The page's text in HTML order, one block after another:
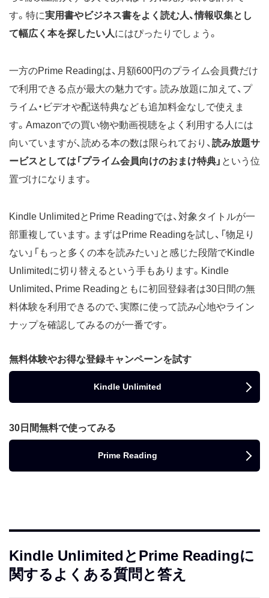
す。特に実用書やビジネス書をよく読む人、情報収集とし
て幅広く本を探したい人にはぴったりでしょう。
一方のPrime Readingは、月額600円のプライム会員費だけ
で利用できる点が最大の魅力です。読み放題に加えて、プ
ライム・ビデオや配送特典なども追加料金なしで使えま
す。Amazonでの買い物や動画視聴をよく利用する人には
向いていますが、読める本の数は限られており、 読み放題サ
ービスとしては「プライム会員向けのおまけ特典」 という位
置づけになります。
Kindle UnlimitedとPrime Readingでは、対象タイトルが一
部重複しています。まずはPrime Readingを試し、「物足り
ない」「もっと多くの本を読みたい」と感じた段階でKindle
Unlimitedに切り替えるという手もあります。Kindle
Unlimited、Prime Readingともに初回登録者は30日間の無
料体験を利用できるので、実際に使って読み心地やライン
ナップを確認してみるのが一番です。
無料体験やお得な登録キャンペーンを試す
Kindle Unlimited
30日間無料で使ってみる
Prime Reading
Kindle UnlimitedとPrime Readingに
関するよくある質問と答え